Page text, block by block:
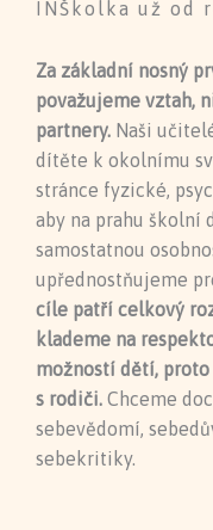
INŠkolka už od
Za základní nosný
považujeme vztah,
partnery. Naši
dítěte k okolnímu
stránce fyzické,
aby na prahu školní
samostatnou
upřednostňujeme
cíle patří celkový
klademe na
možností dětí, proto
s rodiči. Chceme
sebevědomí,
sebekritiky.